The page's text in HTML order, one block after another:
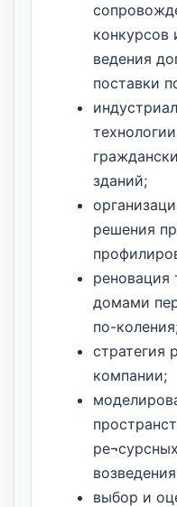
конкурсов
ведения
поставки
зданий;
решения
реновация
домами
по-
стратегия
компании;
выбор и